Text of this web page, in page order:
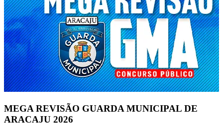
MEGA REVISÃO GUARDA MUNICIPAL DE
ARACAJU 2026